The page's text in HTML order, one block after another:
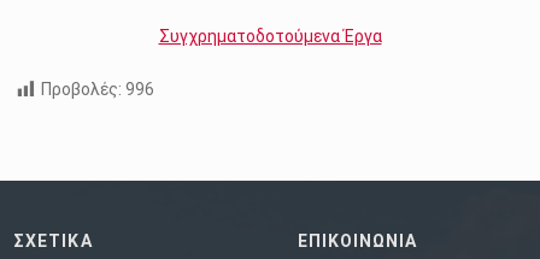
Συγχρηματοδοτούμενα Έργα
Προβολές: 996
ΣΧΕΤΙΚΑ ΕΠΙΚΟΙΝΩΝΙΑ